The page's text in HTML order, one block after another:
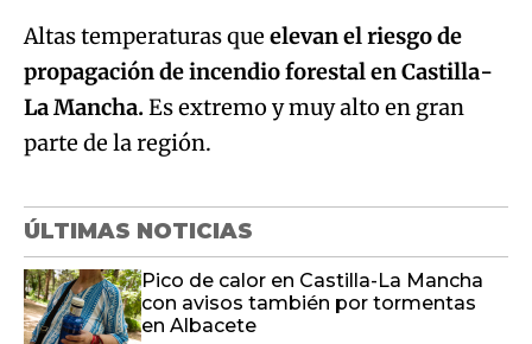
Altas temperaturas que elevan el riesgo de
propagación de incendio forestal en Castilla-
La Mancha.Es extremo y muy alto en gran
parte de la región.
ÚLTIMAS NOTICIAS
Pico de calor en Castilla-La Mancha
con avisos también por tormentas
en Albacete